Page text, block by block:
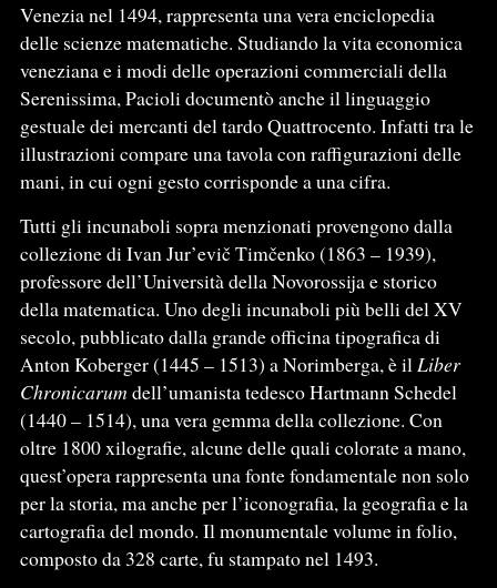
Venezia nel 1494, rappresenta una vera enciclopedia
delle scienze matematiche. Studiando la vita economica
veneziana e i modi delle operazioni commerciali della
Serenissima, Pacioli documentò anche il linguaggio
gestuale dei mercanti del tardo Quattrocento. Infatti tra le
illustrazioni compare una tavola con raffigurazioni delle
mani, in cui ogni gesto corrisponde a una cifra.
Tutti gli incunaboli sopra menzionati provengono dalla
collezione di Ivan Jur’evič Timčenko (1863 – 1939),
professore dell’Università della Novorossija e storico
della matematica. Uno degli incunaboli più belli del XV
secolo, pubblicato dalla grande officina tipografica di
Anton Koberger (1445 – 1513) a Norimberga, è ilLiber
Chronicarum dell’umanista tedesco Hartmann Schedel
(1440 – 1514), una vera gemma della collezione. Con
oltre 1800 xilografie, alcune delle quali colorate a mano,
quest’opera rappresenta una fonte fondamentale non solo
per la storia, ma anche per l’iconografia, la geografia e la
cartografia del mondo. Il monumentale volume in folio,
composto da 328 carte, fu stampato nel 1493.